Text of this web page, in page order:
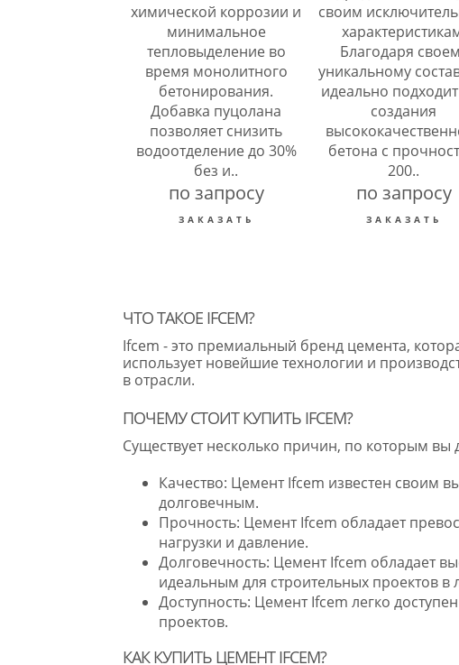
химической коррозии и
минимальное
тепловыделение во
время монолитного
бетонирования.
Добавка пуцолана
позволяет снизить
водоотделение до 30%
без и..
по запросу
своим
Благодаря
уникальному
идеально
создания
бетона с
200..
по запросу
ЧТО ТАКОЕ IFCEM?
Ifcem - это премиальный бренд цемента,
использует новейшие технологии и
в отрасли.
ПОЧЕМУ СТОИТ КУПИТЬ IFCEM?
Существует несколько причин, по которым
Качество: Цемент Ifcem известен своим
долговечным.
Прочность: Цемент Ifcem обладает
нагрузки и давление.
Долговечность: Цемент Ifcem обладает
идеальным для строительных проектов
Доступность: Цемент Ifcem легко
проектов.
КАК КУПИТЬ ЦЕМЕНТ IFCEM?